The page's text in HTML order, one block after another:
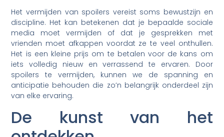
Het vermijden van spoilers vereist soms bewustzijn en
discipline. Het kan betekenen dat je bepaalde sociale
media moet vermijden of dat je gesprekken met
vrienden moet afkappen voordat ze te veel onthullen.
Het is een kleine prijs om te betalen voor de kans om
iets volledig nieuw en verrassend te ervaren. Door
spoilers te vermijden, kunnen we de spanning en
anticipatie behouden die zo’n belangrijk onderdeel zijn
van elke ervaring.
De kunst van het